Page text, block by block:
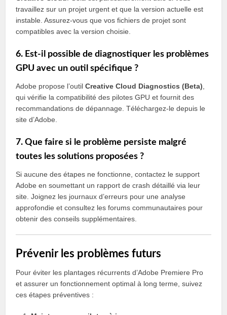
travaillez sur un projet urgent et que la version actuelle est
instable. Assurez-vous que vos fichiers de projet sont
compatibles avec la version choisie.
6. Est-il possible de diagnostiquer les problèmes
GPU avec un outil spécifique ?
Adobe propose l’outilCreative Cloud Diagnostics (Beta)
qui vérifie la compatibilité des pilotes GPU et fournit des
recommandations de dépannage. Téléchargez-le depuis le
site d’Adobe.
7. Que faire si le problème persiste malgré
toutes les solutions proposées ?
Si aucune des étapes ne fonctionne, contactez le support
Adobe en soumettant un rapport de crash détaillé via leur
site. Joignez les journaux d’erreurs pour une analyse
approfondie et consultez les forums communautaires pour
obtenir des conseils supplémentaires.
Prévenir les problèmes futurs
Pour éviter les plantages récurrents d’Adobe Premiere Pro
et assurer un fonctionnement optimal à long terme, suivez
ces étapes préventives :